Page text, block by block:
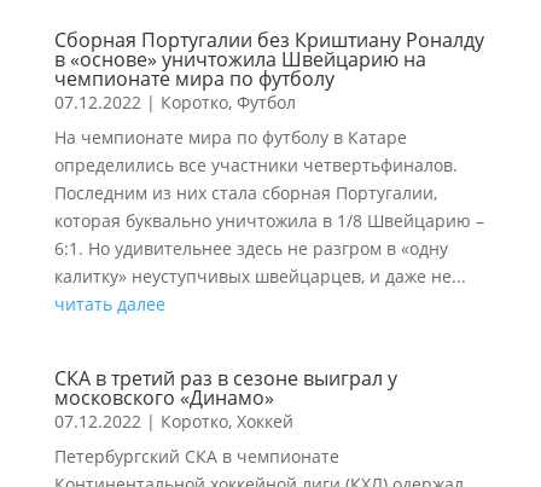
Сборная Португалии без Криштиану Роналду
в «основе» уничтожила Швейцарию на
чемпионате мира по футболу
07.12.2022| Коротко, Футбол
На чемпионате мира по футболу в Катаре
определились все участники четвертьфиналов.
Последним из них стала сборная Португалии,
которая буквально уничтожила в 1/8 Швейцарию –
6:1. Но удивительнее здесь не разгром в «одну
калитку» неуступчивых швейцарцев, и даже не...
читать далее
СКА в третий раз в сезоне выиграл у
московского «Динамо»
07.12.2022| Коротко, Хоккей
Петербургский СКА в чемпионате